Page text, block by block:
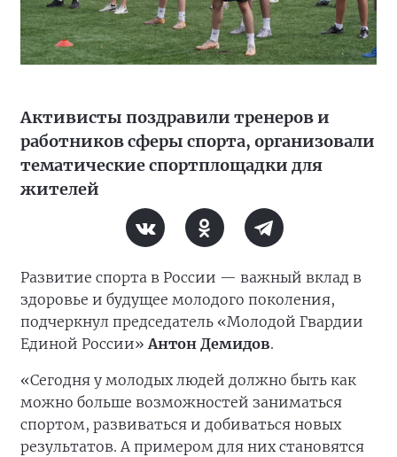
Активисты поздравили тренеров и
работников сферы спорта, организовали
тематические спортплощадки для
жителей
Развитие спорта в России — важный вклад в
здоровье и будущее молодого поколения,
подчеркнул председатель «Молодой Гвардии
Единой России»Антон Демидов.
«Сегодня у молодых людей должно быть как
можно больше возможностей заниматься
спортом, развиваться и добиваться новых
результатов. А примером для них становятся